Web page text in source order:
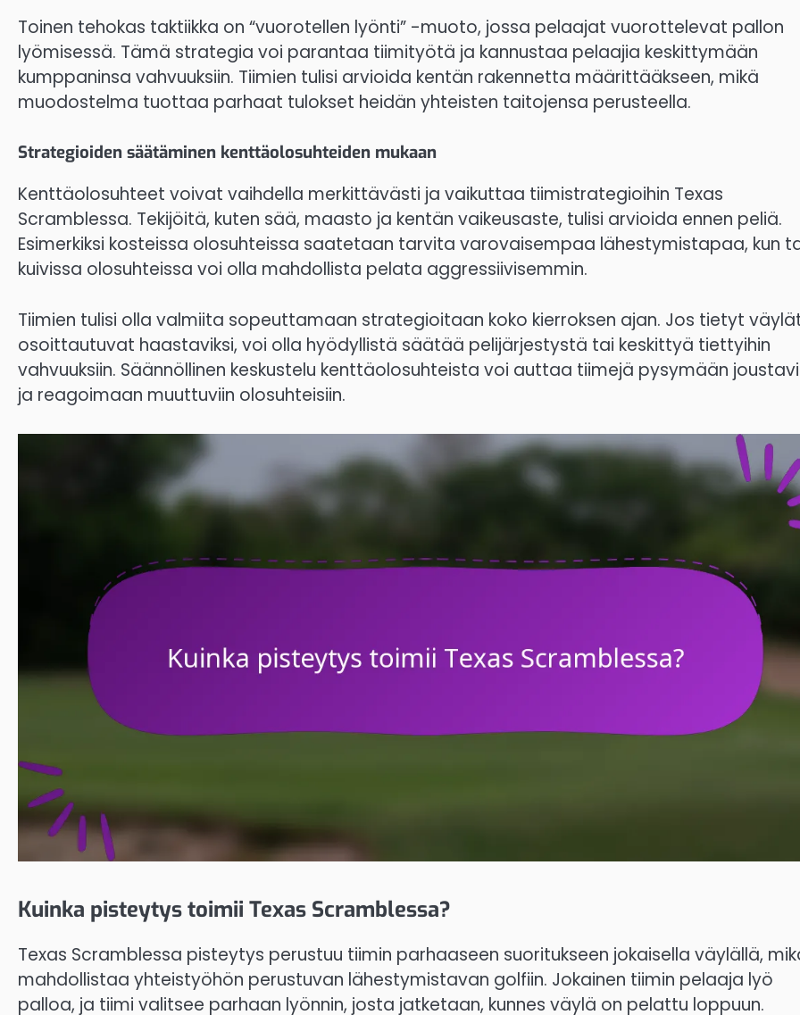
Toinen tehokas taktiikka on “vuorotellen lyönti” -muoto, jossa pelaajat vuorottelevat pallon
lyömisessä. Tämä strategia voi parantaa tiimityötä ja kannustaa pelaajia keskittymään
kumppaninsa vahvuuksiin. Tiimien tulisi arvioida kentän rakennetta määrittääkseen, mikä
muodostelma tuottaa parhaat tulokset heidän yhteisten taitojensa perusteella.
Strategioiden säätäminen kenttäolosuhteiden mukaan
Kenttäolosuhteet voivat vaihdella merkittävästi ja vaikuttaa tiimistrategioihin Texas
Scramblessa. Tekijöitä, kuten sää, maasto ja kentän vaikeusaste, tulisi arvioida ennen peliä.
Esimerkiksi kosteissa olosuhteissa saatetaan tarvita varovaisempaa lähestymistapaa, kun
kuivissa olosuhteissa voi olla mahdollista pelata aggressiivisemmin.
Tiimien tulisi olla valmiita sopeuttamaan strategioitaan koko kierroksen ajan. Jos tietyt
osoittautuvat haastaviksi, voi olla hyödyllistä säätää pelijärjestystä tai keskittyä tiettyihin
vahvuuksiin. Säännöllinen keskustelu kenttäolosuhteista voi auttaa tiimejä pysymään
ja reagoimaan muuttuviin olosuhteisiin.
Kuinka pisteytys toimii Texas Scramblessa?
Texas Scramblessa pisteytys perustuu tiimin parhaaseen suoritukseen jokaisella väylällä,
mahdollistaa yhteistyöhön perustuvan lähestymistavan golfiin. Jokainen tiimin pelaaja lyö
palloa, ja tiimi valitsee parhaan lyönnin, josta jatketaan, kunnes väylä on pelattu loppuun.